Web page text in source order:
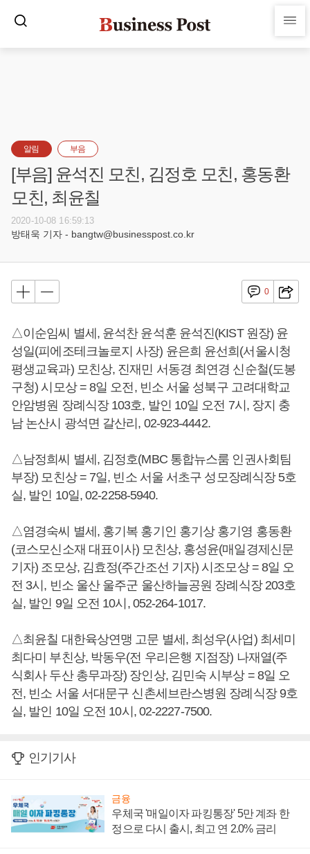
알림 부음
[부음] 윤석진 모친, 김정호 모친, 홍동환
모친, 최윤칠
2020-10-08 16:59:13
방태욱 기자 - bangtw@businesspost.co.kr
0
△이순임씨 별세, 윤석찬 윤석훈 윤석진(KIST 원장) 윤
성일(피에조테크놀로지 사장) 윤은희 윤선희(서울시청
평생교육과) 모친상, 진재민 서동경 최연경 신순철(도봉
구청) 시모상 = 8일 오전, 빈소 서울 성북구 고려대학교
안암병원 장례식장 103호, 발인 10일 오전 7시, 장지 충
남 논산시 광석면 갈산리, 02-923-4442.
△남정희씨 별세, 김정호(MBC 통합뉴스룸 인권사회팀
부장) 모친상 = 7일, 빈소 서울 서초구 성모장례식장 5호
실, 발인 10일, 02-2258-5940.
△염경숙씨 별세, 홍기복 홍기인 홍기상 홍기영 홍동환
(코스모신소재 대표이사) 모친상, 홍성윤(매일경제신문
기자) 조모상, 김효정(주간조선 기자) 시조모상 = 8일 오
전 3시, 빈소 울산 울주군 울산하늘공원 장례식장 203호
실, 발인 9일 오전 10시, 052-264-1017.
△최윤칠 대한육상연맹 고문 별세, 최성우(사업) 최세미
최다미 부친상, 박동우(전 우리은행 지점장) 나재열(주
식회사 두산 총무과장) 장인상, 김민숙 시부상 = 8일 오
전, 빈소 서울 서대문구 신촌세브란스병원 장례식장 9호
실, 발인 10일 오전 10시, 02-2227-7500.
인기기사
금융
우체국 '매일이자 파킹통장' 5만 계좌 한
정으로 다시 출시, 최고 연 2.0% 금리